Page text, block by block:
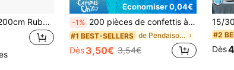
3 pièces/Set 100*200cm Ruban à franges dorées, design à texture métallique brillante, convient pour les accessoires de studio photo, les fêtes d'anniversaire, les douches de mariée, la décoration de mariage, les arrière-plans, la décoration de fête, les accessoires de cabine photo
Économiser 0,04€
-1% 200 pièces de confettis à pois roses, oranges et dorés avec paillettes - convient pour les fêtes d'anniversaire, les douches de mariage, les cadeaux de mariage, les décorations, la décoration de bureau
#1 BEST-SELLERS de Pendaison de crémaillère Confettis et canons à
Dès3,50€ 3,54€
#2
Dès